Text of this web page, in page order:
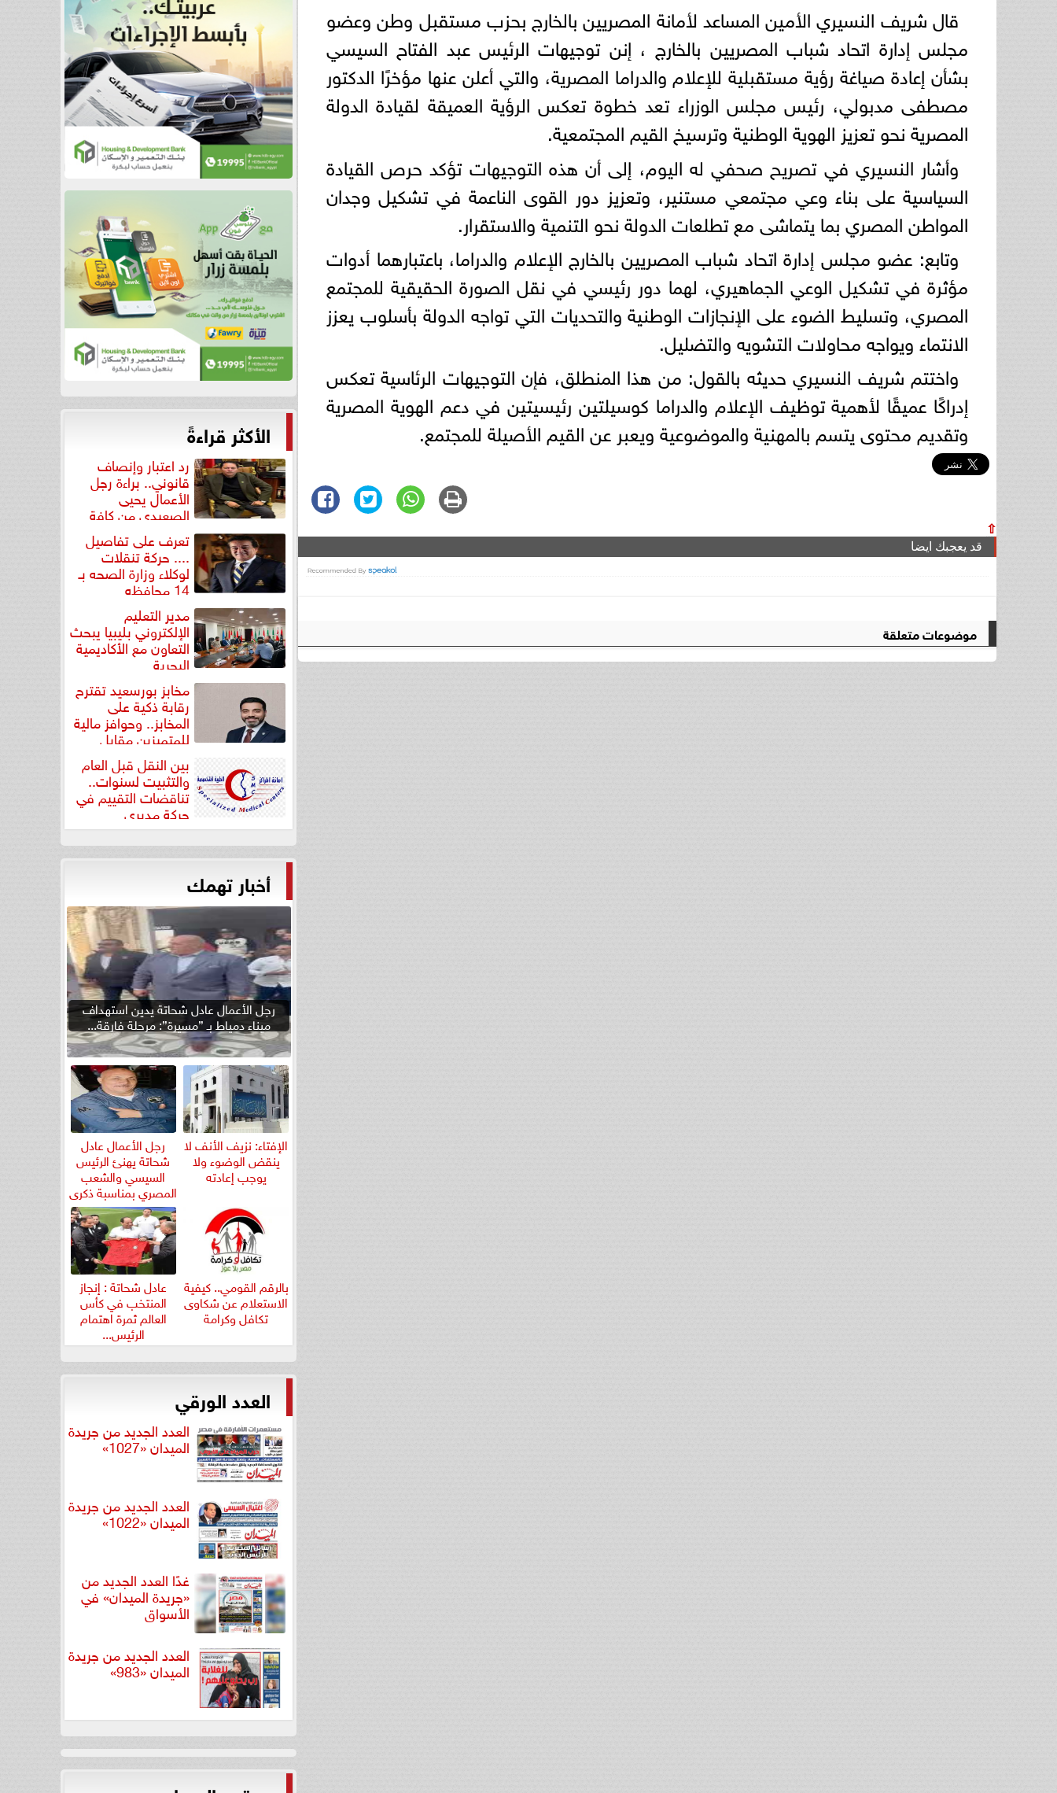
قال شريف النسيري الأمين المساعد لأمانة المصريين بالخارج بحزب مستقبل وطن وعضو
مجلس إدارة اتحاد شباب المصريين بالخارج ، إنن توجيهات الرئيس عبد الفتاح السيسي
بشأن إعادة صياغة رؤية مستقبلية للإعلام والدراما المصرية، والتي أعلن عنها مؤخرًا الدكتور
مصطفى مدبولي، رئيس مجلس الوزراء تعد خطوة تعكس الرؤية العميقة لقيادة الدولة
المصرية نحو تعزيز الهوية الوطنية وترسيخ القيم المجتمعية.
وأشار النسيري في تصريح صحفي له اليوم، إلى أن هذه التوجيهات تؤكد حرص القيادة
السياسية على بناء وعي مجتمعي مستنير، وتعزيز دور القوى الناعمة في تشكيل وجدان
المواطن المصري بما يتماشى مع تطلعات الدولة نحو التنمية والاستقرار.
وتابع: عضو مجلس إدارة اتحاد شباب المصريين بالخارج الإعلام والدراما، باعتبارهما أدوات
مؤثرة في تشكيل الوعي الجماهيري، لهما دور رئيسي في نقل الصورة الحقيقية للمجتمع
المصري، وتسليط الضوء على الإنجازات الوطنية والتحديات التي تواجه الدولة بأسلوب يعزز
الانتماء ويواجه محاولات التشويه والتضليل.
واختتم شريف النسيري حديثه بالقول: من هذا المنطلق، فإن التوجيهات الرئاسية تعكس
إدراكًا عميقًا لأهمية توظيف الإعلام والدراما كوسيلتين رئيسيتين في دعم الهوية المصرية
وتقديم محتوى يتسم بالمهنية والموضوعية ويعبر عن القيم الأصيلة للمجتمع.
⇧
قد يعجبك ايضا
موضوعات متعلقة
الأكثر قراءةً
رد اعتبار وإنصاف
قانوني.. براءة رجل
الأعمال يحيى
الصعيدي من كافة
التهم... تعرف على تفاصيل
.... حركة تنقلات
لوكلاء وزارة الصحه بـ
14 محافظه
مدير التعليم
الإلكتروني بليبيا يبحث
التعاون مع الأكاديمية
البحرية
مخابز بورسعيد تقترح
رقابة ذكية على
المخابز.. وحوافز مالية
للمتميزين مقابل
بين النقل قبل العام
والتثبيت لسنوات..
تناقضات التقييم في
حركة مديري
”مستشفيات...
أخبار تهمك
رجل الأعمال عادل شحاتة يدين استهداف
ميناء دمياط بـ ”مسيرة”: مرحلة فارقة...
الإفتاء: نزيف الأنف لا
ينقض الوضوء ولا
يوجب إعادته
رجل الأعمال عادل
شحاتة يهنئ الرئيس
السيسي والشعب
المصري بمناسبة ذكرى
ثورة...
بالرقم القومي.. كيفية
الاستعلام عن شكاوى
تكافل وكرامة
عادل شحاتة : إنجاز
المنتخب في كأس
العالم ثمرة اهتمام
الرئيس...
العدد الورقي
العدد الجديد من جريدة
الميدان «1027»
العدد الجديد من جريدة
الميدان «1022»
غدًا العدد الجديد من
«جريدة الميدان» في
الأسواق
العدد الجديد من جريدة
الميدان «983»